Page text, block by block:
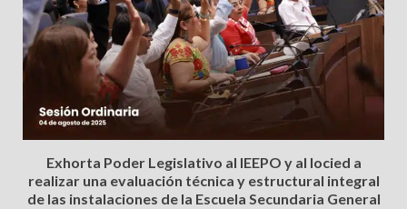
Exhorta Poder Legislativo al IEEPO y al Iocied a
realizar una evaluación técnica y estructural integral
de las instalaciones de la Escuela Secundaria General